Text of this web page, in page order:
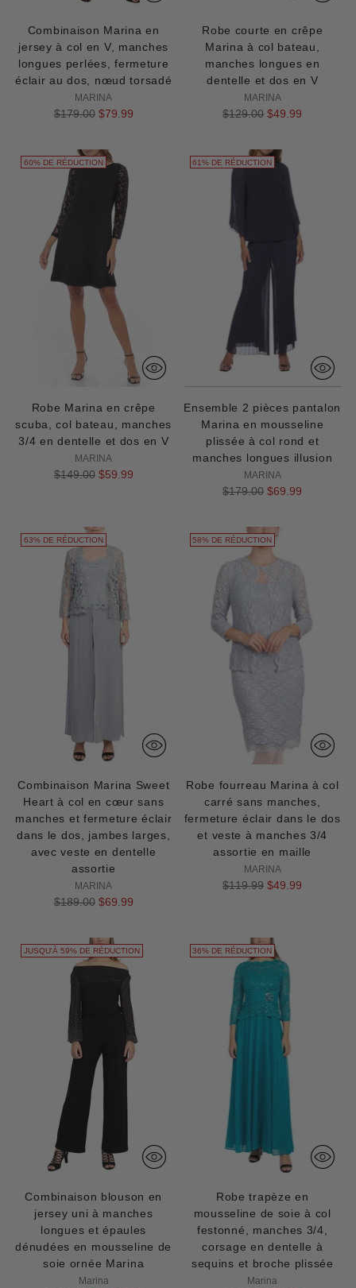
Combinaison Marina en
jersey à col en V, manches
longues perlées, fermeture
éclair au dos, nœud torsadé
MARINA
Prix
$179.00 $79.99
Robe courte en crêpe
Marina à col bateau,
manches longues en
dentelle et dos en V
MARINA
Prix
$129.00 $49.99
60% DE RÉDUCTION
Robe Marina en crêpe
scuba, col bateau, manches
3/4 en dentelle et dos en V
MARINA
Prix
$149.00 $59.99
61% DE RÉDUCTION
Ensemble 2 pièces pantalon
Marina en mousseline
plissée à col rond et
manches longues illusion
MARINA
Prix
$179.00 $69.99
63% DE RÉDUCTION
Combinaison Marina Sweet
Heart à col en cœur sans
manches et fermeture éclair
dans le dos, jambes larges,
avec veste en dentelle
assortie
MARINA
Prix
$189.00 $69.99
58% DE RÉDUCTION
Robe fourreau Marina à col
carré sans manches,
fermeture éclair dans le dos
et veste à manches 3/4
assortie en maille
MARINA
Prix
$119.99 $49.99
JUSQU'À 59% DE RÉDUCTION
Combinaison blouson en
jersey uni à manches
longues et épaules
dénudées en mousseline de
soie ornée Marina
Marina
36% DE RÉDUCTION
Robe trapèze en
mousseline de soie à col
festonné, manches 3/4,
corsage en dentelle à
sequins et broche plissée
Marina